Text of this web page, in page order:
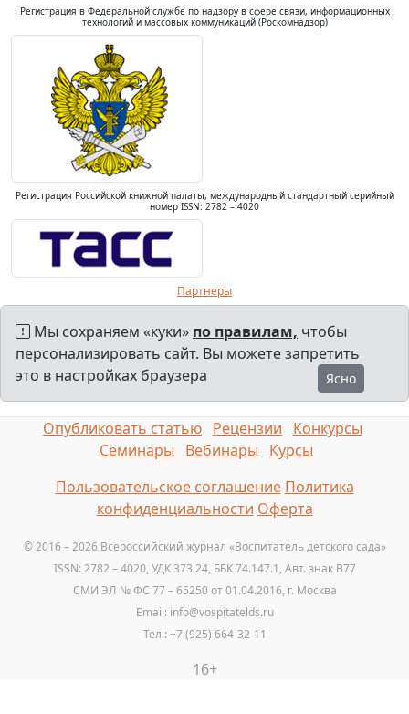
Регистрация в Федеральной службе по надзору в сфере связи, информационных
технологий и массовых коммуникаций (Роскомнадзор)
Регистрация Российской книжной палаты, международный стандартный серийный
номер ISSN: 2782 – 4020
Партнеры
Мы сохраняем «куки» по правилам, чтобы
персонализировать сайт. Вы можете запретить
это в настройках браузера
Ясно
Опубликовать статью Рецензии
Конкурсы
Семинары
Вебинары
Курсы
Пользовательское соглашение Политика
конфиденциальности Оферта
© 2016 – 2026 Всероссийский журнал «Воспитатель детского сада»
ISSN: 2782 – 4020, УДК 373.24, ББК 74.147.1, Авт. знак B77
СМИ ЭЛ № ФС 77 – 65250 от 01.04.2016, г. Москва
Email: info@vospitatelds.ru
Тел.: +7 (925) 664-32-11
16+